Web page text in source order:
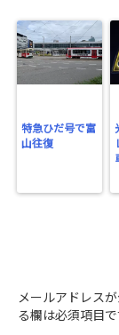
特急ひだ号で富
山往復
メールアドレス
る欄は必須項目で